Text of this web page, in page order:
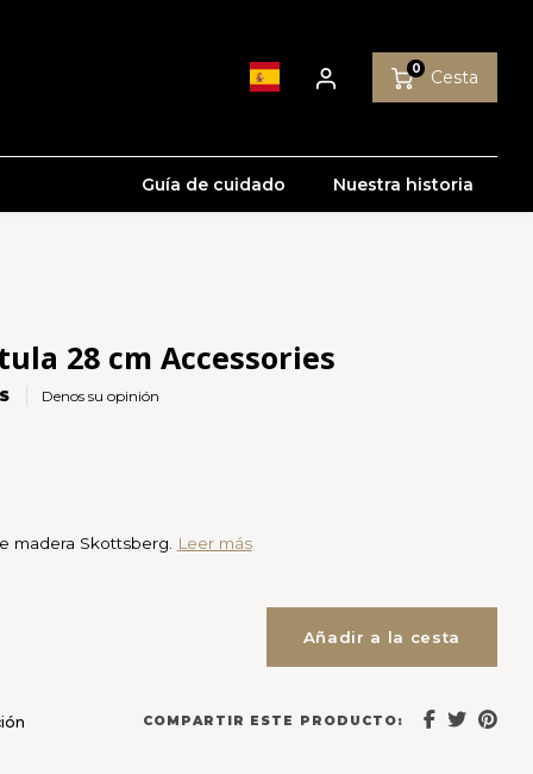
0 Cesta
Guía de cuidado Nuestra historia
28 cm Accessories
Denos su opinión
madera Skottsberg. Leer más
Añadir a la cesta
COMPARTIR ESTE PRODUCTO: